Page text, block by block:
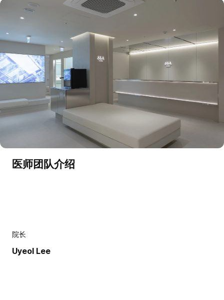
医师团队介绍
院长
Uyeol Lee